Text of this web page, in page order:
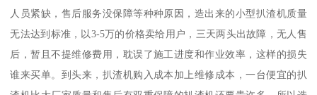
人员紧缺，售后服务没保障等种种原因，造出来的小型扒渣机质量
无法达到标准，以3-5万的价格卖给用户，三天两头出故障，无人售
后，暂且不提维修费用，耽误了施工进度和作业效率，这样的损失
谁来买单。到头来，扒渣机购入成本加上维修成本，一台便宜的扒